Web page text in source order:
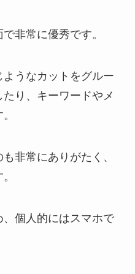
で非常に優秀です。
うなカットをグルー
り、キーワードやメ
非常にありがたく、
個人的にはスマホで